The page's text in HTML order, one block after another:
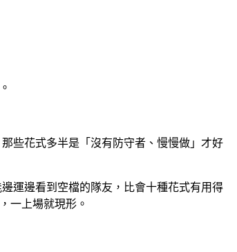
些花式多半是「沒有防守者、慢慢做」才好
運邊看到空檔的隊友，比會十種花式有用得
一上場就現形。